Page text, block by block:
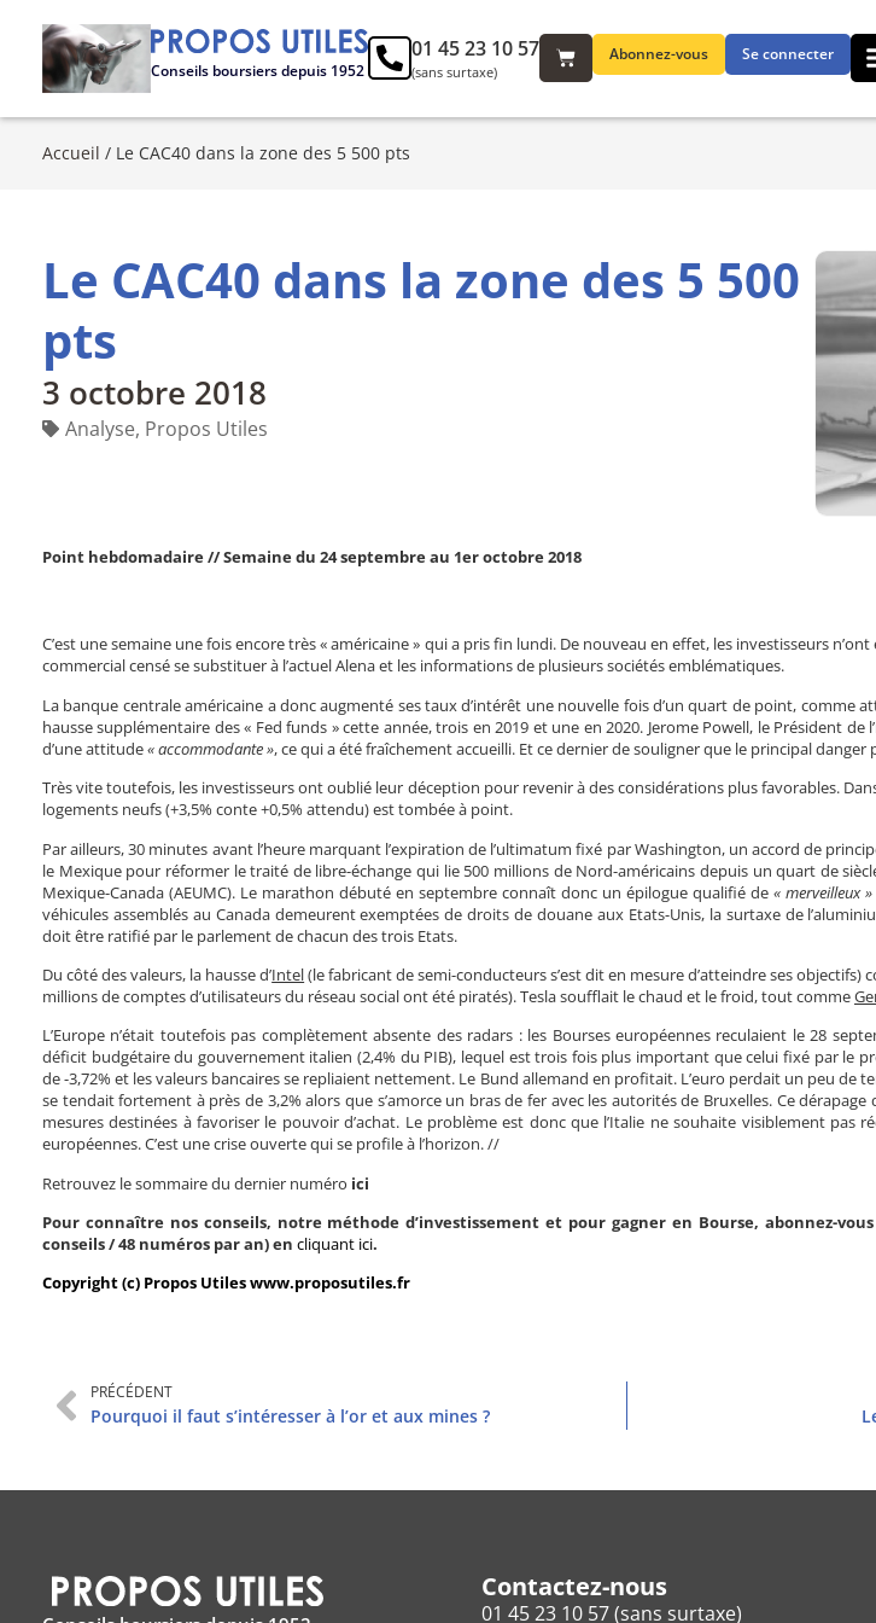
Conseils boursiers depuis 1952
Abonnez-vous Se connecter
01 45 23 10 57
(sans surtaxe)
Accueil / Le CAC40 dans la zone des 5 500 pts
Le CAC40 dans la zone des 5 500
pts
3 octobre 2018
Analyse, Propos Utiles
Point hebdomadaire // Semaine du 24 septembre au 1er octobre 2018
C’est une semaine une fois encore très « américaine » qui a pris fin lundi. De nouveau en effet, les investisseurs n’ont
commercial censé se substituer à l’actuel Alena et les informations de plusieurs sociétés emblématiques.
La banque centrale américaine a donc augmenté ses taux d’intérêt une nouvelle fois d’un quart de point, comme
hausse supplémentaire des « Fed funds » cette année, trois en 2019 et une en 2020. Jerome Powell, le Président
d’une attitude« accommodante », ce qui a été fraîchement accueilli. Et ce dernier de souligner que le principal
Très vite toutefois, les investisseurs ont oublié leur déception pour revenir à des considérations plus favorables.
logements neufs (+3,5% conte +0,5% attendu) est tombée à point.
Par ailleurs, 30 minutes avant l’heure marquant l’expiration de l’ultimatum fixé par Washington, un accord de
le Mexique pour réformer le traité de libre-échange qui lie 500 millions de Nord-américains depuis un quart de siècle
Mexique-Canada (AEUMC). Le marathon débuté en septembre connaît donc un épilogue qualifié de« merveilleux »
véhicules assemblés au Canada demeurent exemptées de droits de douane aux Etats-Unis, la surtaxe de
doit être ratifié par le parlement de chacun des trois Etats.
Du côté des valeurs, la hausse d’Intel(le fabricant de semi-conducteurs s’est dit en mesure d’atteindre ses objectifs)
millions de comptes d’utilisateurs du réseau social ont été piratés). Tesla soufflait le chaud et le froid, tout comme
L’Europe n’était toutefois pas complètement absente des radars : les Bourses européennes reculaient le 28
déficit budgétaire du gouvernement italien (2,4% du PIB), lequel est trois fois plus important que celui fixé par le
de -3,72% et les valeurs bancaires se repliaient nettement. Le Bund allemand en profitait. L’euro perdait un peu de
se tendait fortement à près de 3,2% alors que s’amorce un bras de fer avec les autorités de Bruxelles. Ce
mesures destinées à favoriser le pouvoir d’achat. Le problème est donc que l’Italie ne souhaite visiblement pas
européennes. C’est une crise ouverte qui se profile à l’horizon. //
Retrouvez le sommaire du dernier numéro ici
Pour connaître nos conseils, notre méthode d’investissement et pour gagner en Bourse, abonnez-vous
conseils / 48 numéros par an) en cliquant ici.
Copyright (c) Propos Utiles www.proposutiles.fr
PRÉCÉDENT
Pourquoi il faut s’intéresser à l’or et aux mines ?
Contactez-nous
01 45 23 10 57 (sans surtaxe)